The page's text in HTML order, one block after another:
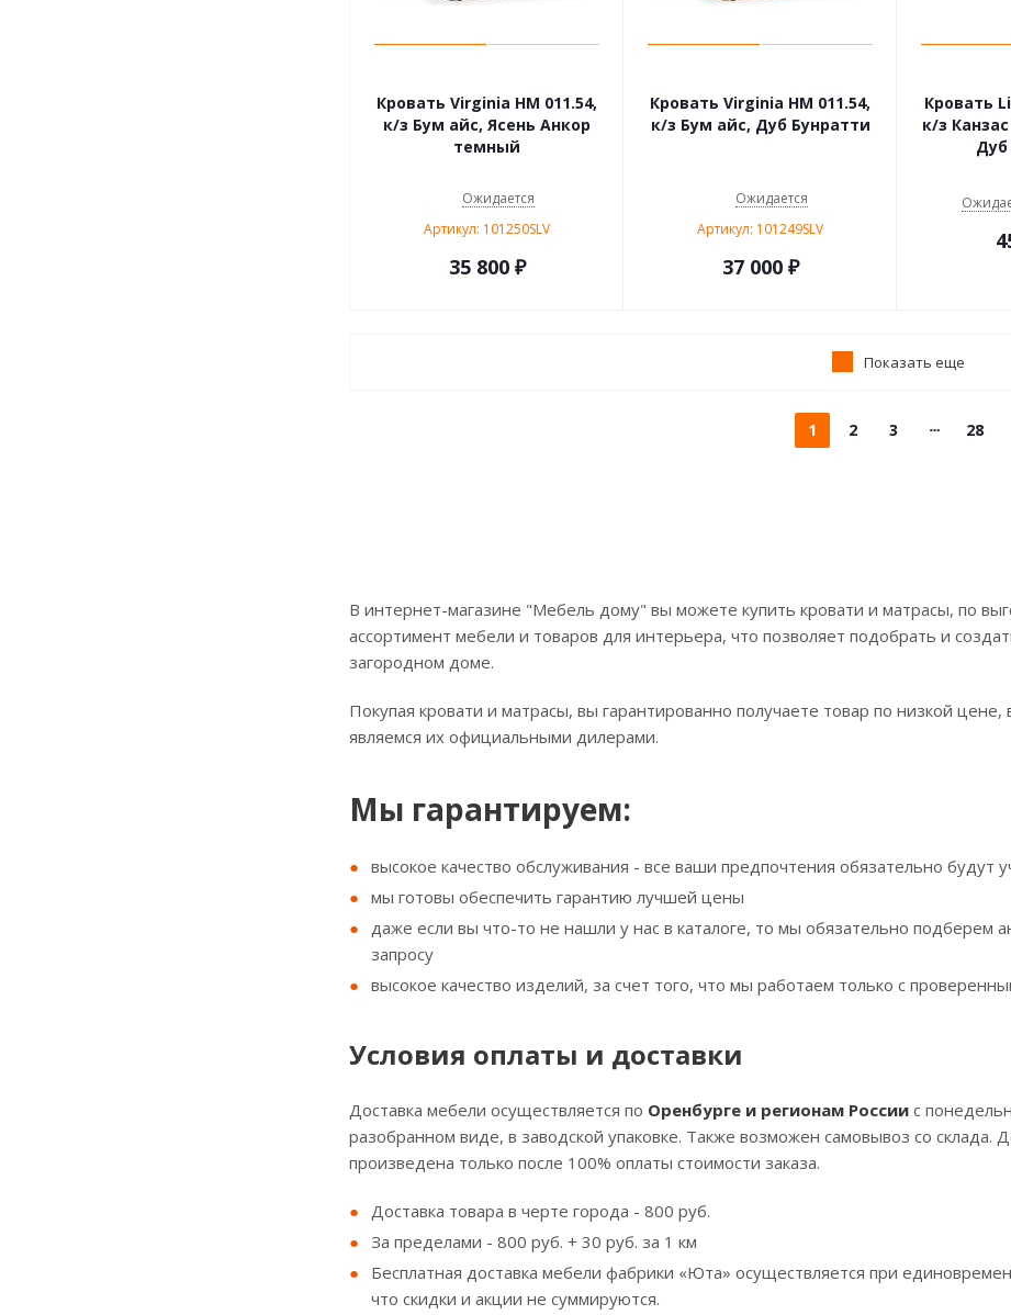
Кровать Virginia НМ 011.54,
к/з Бум айс, Ясень Анкор
темный
Ожидается
Артикул: 101250SLV
35 800₽
Кровать Virginia НМ 011.54,
к/з Бум айс, Дуб Бунратти
Ожидается
Артикул: 101249SLV
37 000₽
Кровать
к/з
Дуб
Показать еще
1 2 3 28
В интернет-магазине "Мебель дому" вы можете купить кровати и матрасы, по
ассортимент мебели и товаров для интерьера, что позволяет подобрать и
загородном доме.
Покупая кровати и матрасы, вы гарантированно получаете товар по низкой
являемся их официальными дилерами.
Мы гарантируем:
высокое качество обслуживания - все ваши предпочтения обязательно будут
мы готовы обеспечить гарантию лучшей цены
даже если вы что-то не нашли у нас в каталоге, то мы обязательно подберем
запросу
высокое качество изделий, за счет того, что мы работаем только с
Условия оплаты и доставки
Доставка мебели осуществляется по Оренбурге и регионам России с
разобранном виде, в заводской упаковке. Также возможен самовывоз со
произведена только после 100% оплаты стоимости заказа.
Доставка товара в черте города - 800 руб.
За пределами - 800 руб. + 30 руб. за 1 км
Бесплатная доставка мебели фабрики «Юта» осуществляется при
что скидки и акции не суммируются.